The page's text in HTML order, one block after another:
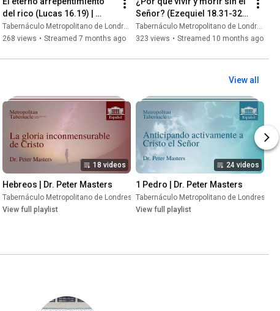
del rico (Lucas 16.19) |
Pastor Darren Cadapen
Tabernáculo Metropolitano de Londres
268 views • Streamed 7 months ago
Señor? (Ezequiel 18.31-32) |
Dr. Peter Masters
Tabernáculo Metropolitano de Londres
323 views • Streamed 10 months ago
View all
• Playlist
18 videos
Hebreos | Dr. Peter Masters
Tabernáculo Metropolitano de Londres • Playlist
View full playlist
24 videos
1 Pedro | Dr. Peter Masters
Tabernáculo Metropolitano de Londres
View full playlist